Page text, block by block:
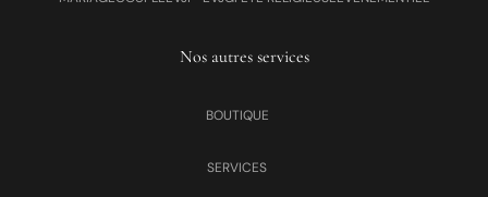
Nos autres services
BOUTIQUE
SERVICES